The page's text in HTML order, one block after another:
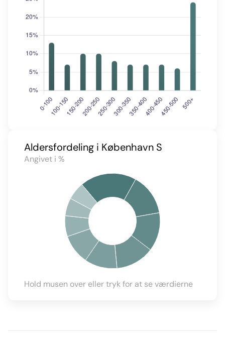
Aldersfordeling i København S
Angivet i %
Hold musen over eller tryk for at se værdierne